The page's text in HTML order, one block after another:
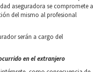
aseguradora se compromete a
del mismo al profesional
serán a cargo del
en el extranjero